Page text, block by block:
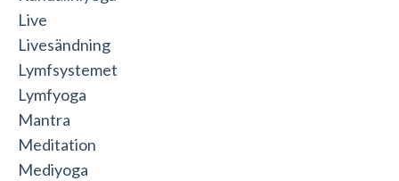
Live
Livesändning
Lymfsystemet
Lymfyoga
Mantra
Meditation
Mediyoga